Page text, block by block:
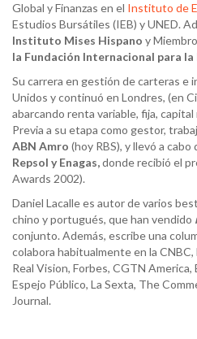
Global y Finanzas en el Instituto de
Estudios Bursátiles (IEB) y UNED.
Instituto Mises Hispano y
la Fundación Internacional para
Su carrera en gestión de carteras e
Unidos y continuó en Londres, (en
abarcando renta variable, fija,
Previa a su etapa como gestor,
ABN Amro (hoy RBS), y llevó a
Repsol y Enagas,donde recibió el
Awards 2002).
Daniel Lacalle es autor de varios
chino y portugués, que han vendido
conjunto. Además, escribe una
colabora habitualmente en la
Real Vision, Forbes, CGTN
Espejo Público, La Sexta, The
Journal.